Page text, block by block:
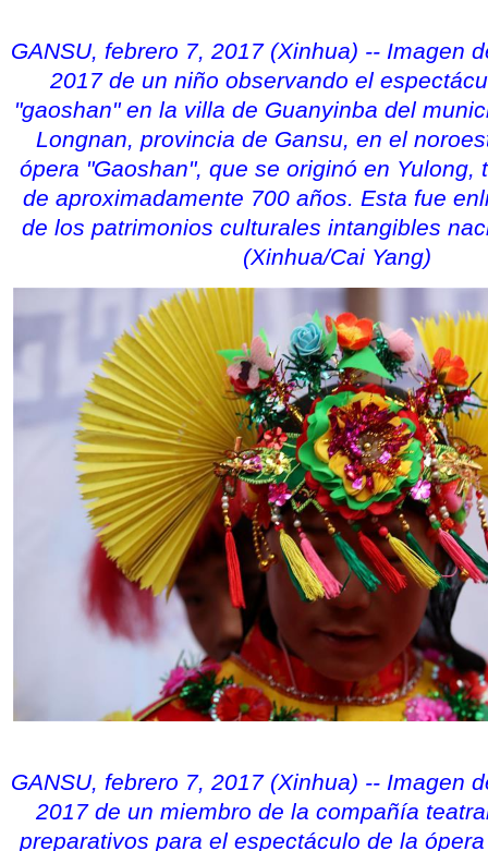
GANSU, febrero 7, 2017 (Xinhua) -- Imagen
2017 de un niño observando el
"gaoshan" en la villa de Guanyinba del
Longnan, provincia de Gansu, en el
ópera "Gaoshan", que se originó en Yulong,
de aproximadamente 700 años. Esta fue
de los patrimonios culturales intangibles
(Xinhua/Cai Yang)
GANSU, febrero 7, 2017 (Xinhua) -- Imagen
2017 de un miembro de la compañía
preparativos para el espectáculo de la